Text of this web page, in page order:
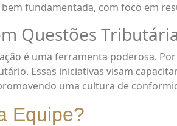
fundamentada, com foco em
Questões
é uma ferramenta poderosa.
Essas iniciativas visam
uma cultura de
Equipe?